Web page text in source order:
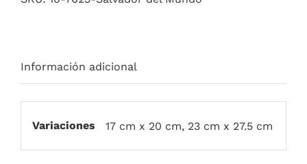
Información adicional
Variaciones 17 cm x 20 cm, 23 cm x 27.5 cm